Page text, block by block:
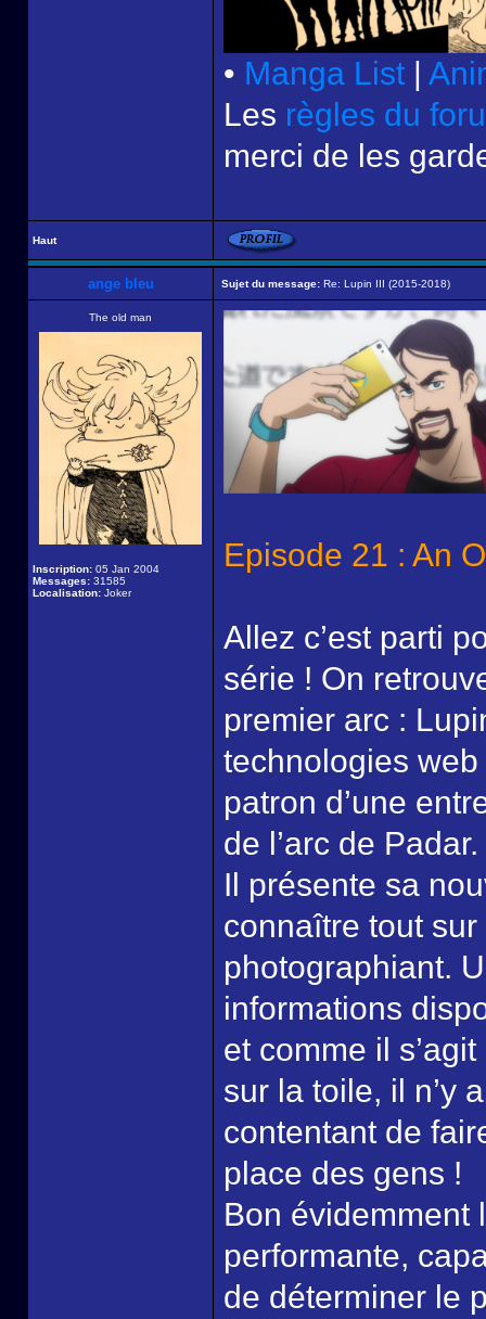
• Manga List |
Les règles du
merci de les
Haut
ange bleu Sujet du message: Re: Lupin III (2015-2018)
The old man
Inscription: 05 Jan 2004
Messages: 31585
Localisation: Joker
Episode 21 : An
Allez c’est parti
série ! On
premier arc :
technologies
patron d’une
de l’arc de Padar.
Il présente sa
connaître tout
photographiant.
informations
et comme il
sur la toile, il n’y
contentant de
place des gens !
Bon évidemment
performante,
de déterminer le